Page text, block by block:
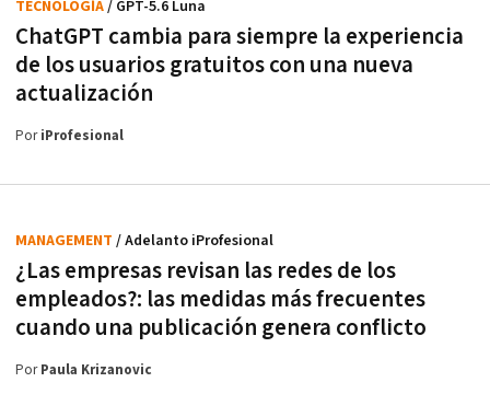
ChatGPT cambia para siempre la experiencia
de los usuarios gratuitos con una nueva
actualización
TECNOLOGÍA/ GPT-5.6 Luna
PoriProfesional
¿Las empresas revisan las redes de los
empleados?: las medidas más frecuentes
cuando una publicación genera conflicto
MANAGEMENT / Adelanto iProfesional
PorPaula Krizanovic